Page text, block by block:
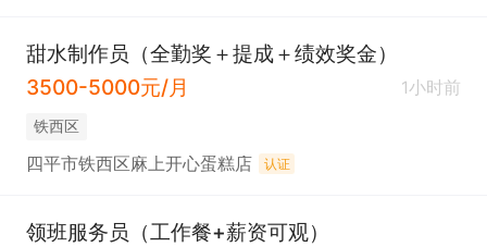
甜水制作员（全勤奖＋提成＋绩效奖金）
3500-5000元/月
1小时前
铁西区
四平市铁西区麻上开心蛋糕店 认证
领班服务员（工作餐+薪资可观）